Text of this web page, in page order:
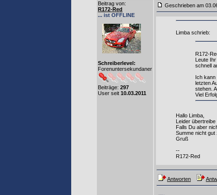
Beitrag von:
R172-Red
... ist OFFLINE
Schreiberlevel:
Forenuntersekundaner
Beiträge: 297
User seit 10.03.2011
Geschrieben am
Limba schrieb:
R172-
Leute
schnell
Ich kann
letzten
stehen.
Viel
Hallo Limba,
Leider
Falls Du aber
Summe nicht
Gruß
--
R172-Red
Antworten